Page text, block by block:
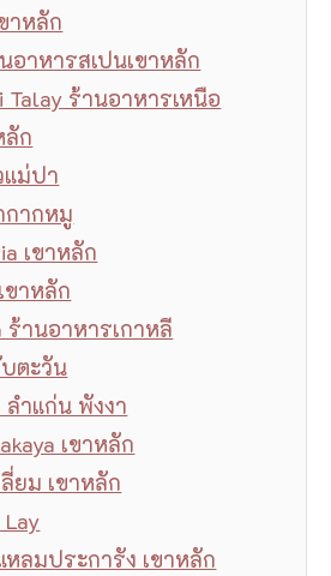
าหลัก
อาหารสเปนเขาหลัก
Talay ร้านอาหารเหนือ
ลัก
แม่ปา
กากหมู
เขาหลัก
ขาหลัก
ร้านอาหารเกาหลี
ตะวัน
ำแก่น พังงา
เขาหลัก
ยม เขาหลัก
Lay
ลมประการัง เขาหลัก